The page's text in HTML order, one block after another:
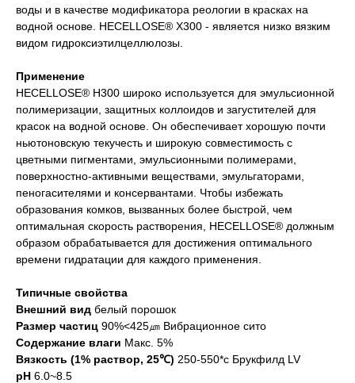
воды и в качестве модификатора реологии в красках на
водной основе. HECELLOSE® Х300 - является низко вязким
видом гидроксиэтилцеллюлозы.
Применение
HECELLOSE® H300 широко используется для эмульсионной
полимеризации, защитных коллоидов и загустителей для
красок на водной основе. Он обеспечивает хорошую почти
ньютоновскую текучесть и широкую совместимость с
цветными пигментами, эмульсионными полимерами,
поверхностно-активными веществами, эмульгаторами,
пеногасителями и консервантами. Чтобы избежать
образования комков, вызванных более быстрой, чем
оптимальная скорость растворения, HECELLOSE® должным
образом обрабатывается для достижения оптимального
времени гидратации для каждого применения.
Типичные свойства
Внешний вид белый порошок
Размер частиц 90%<425㎛ Вибрационное сито
Содержание влаги Макс. 5%
Вязкость (1% раствор, 25℃) 250-550*с Брукфилд LV
pH 6.0~8.5